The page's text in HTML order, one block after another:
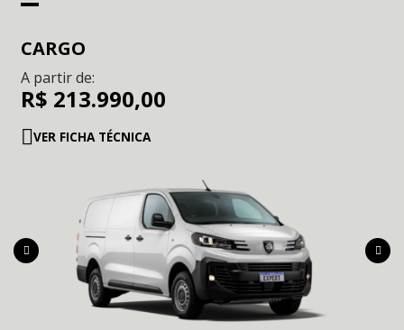
CARGO
A partir de:
R$ 213.990,00
VER FICHA TÉCNICA